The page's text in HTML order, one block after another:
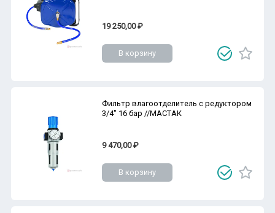
19 250,00 ₽
В корзину
Фильтр влагоотделитель с редуктором
3/4" 16 бар //МАСТАК
9 470,00 ₽
В корзину